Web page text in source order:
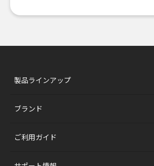
製品ラインアップ
ブランド
ご利用ガイド